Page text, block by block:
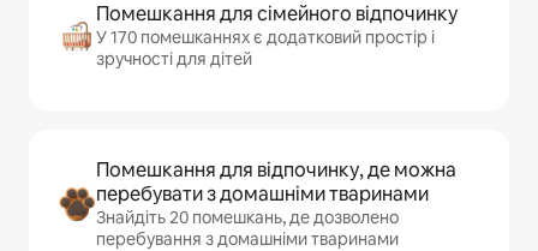
Помешкання для сімейного відпочинку
У 170 помешканнях є додатковий простір і
зручності для дітей
Помешкання для відпочинку, де можна
перебувати з домашніми тваринами
Знайдіть 20 помешкань, де дозволено
перебування з домашніми тваринами